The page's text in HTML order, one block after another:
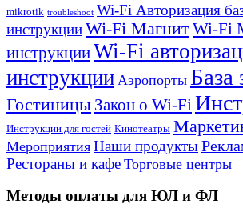
mikrotik troubleshoot Wi-Fi Авторизация
инструкцииWi-Fi МагнитWi-Fi
инструкцииWi-Fi
инструкции Аэропорты База
Гостиницы Закон о Wi-Fi
Инструкции для гостей Кинотеатры
Мероприятия Наши продукты
Рестораны и кафе Торговые центры
Методы оплаты для ЮЛ и ФЛ